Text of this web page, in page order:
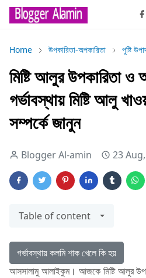
Home উপকারিতা-অপকারিতা পুষ্টি
মিষ্টি আলুর উপকারিতা ও
গর্ভাবস্থায় মিষ্টি আলু
সম্পর্কে জানুন
Blogger Al-amin 23
Table of content
গর্ভাবস্থায় কলমি শাক খেলে কি হয়
আসসালামু আলাইকুম। আজকে মিষ্টি আলুর